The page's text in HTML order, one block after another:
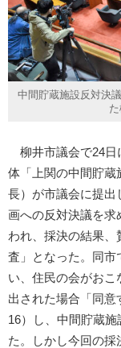
中間貯蔵施設反対決
柳井市議会で24日
体「上関の中間貯蔵
長）が市議会に提出
画への反対決議を求
われ、採決の結果、
査」となった。同市
い、住民の会がおこ
出された場合「同意
16）し、中間貯蔵
た。しかし今回の採